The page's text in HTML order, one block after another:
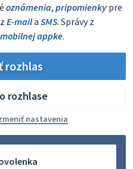
oznámenia, pripomienky pre
E-maila SMS. Správy z
mobilnej appke.
rozhlas
rozhlase
nastavenia